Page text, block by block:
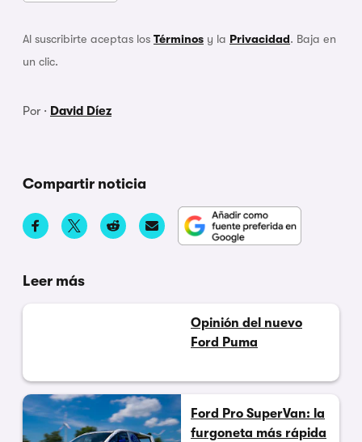
Al suscribirte aceptas los Términos y la Privacidad. Baja en
un clic.
Por · David Díez
Compartir noticia
Leer más
Opinión del nuevo
Ford Puma
Ford Pro SuperVan: la
furgoneta más rápida